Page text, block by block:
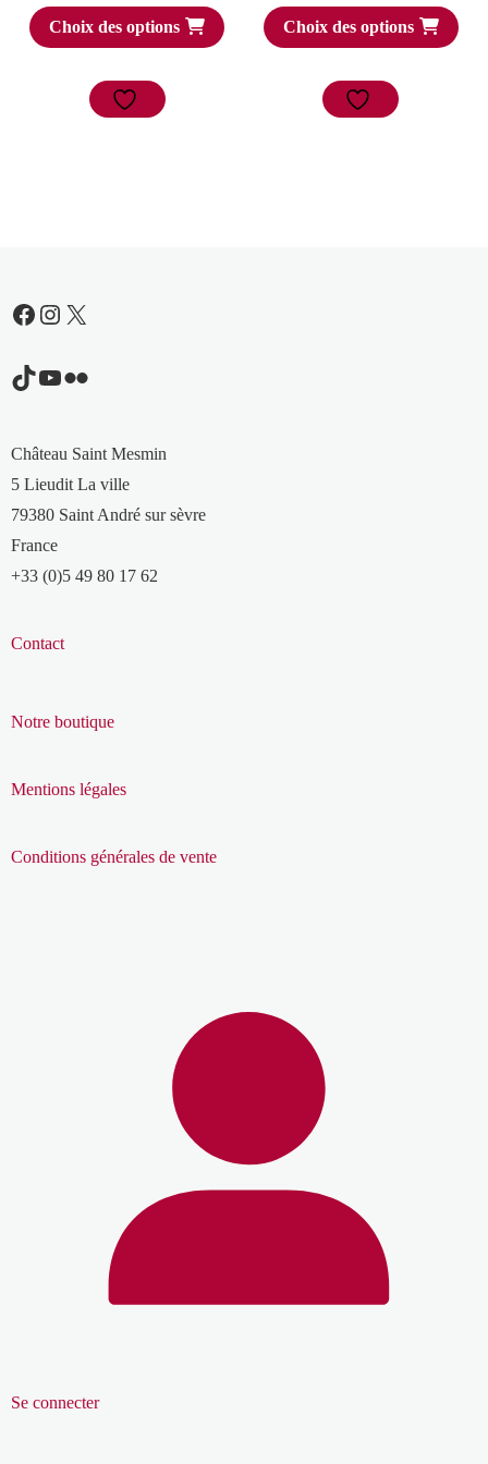
Choix des options Choix des options
Facebook
Instagram
X
TikTok
YouTube
Flickr
Château Saint Mesmin
5 Lieudit La ville
79380 Saint André sur sèvre
France
+33 (0)5 49 80 17 62
Contact
Notre boutique
Mentions légales
Conditions générales de vente
Se connecter